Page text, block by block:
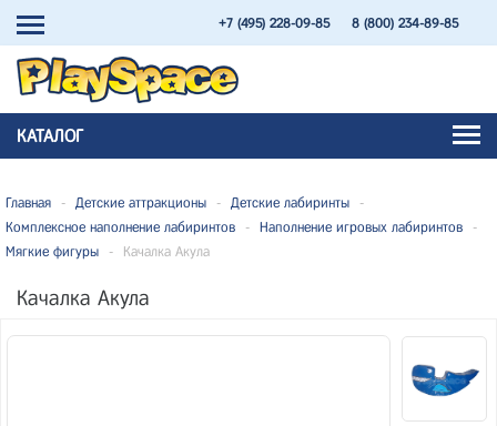
+7 (495) 228-09-85 8 (800) 234-89-85
КАТАЛОГ
Главная - Детские аттракционы - Детские лабиринты
-
Комплексное наполнение лабиринтов
- Наполнение игровых лабиринтов
-
Мягкие фигуры
- Качалка Акула
Качалка Акула